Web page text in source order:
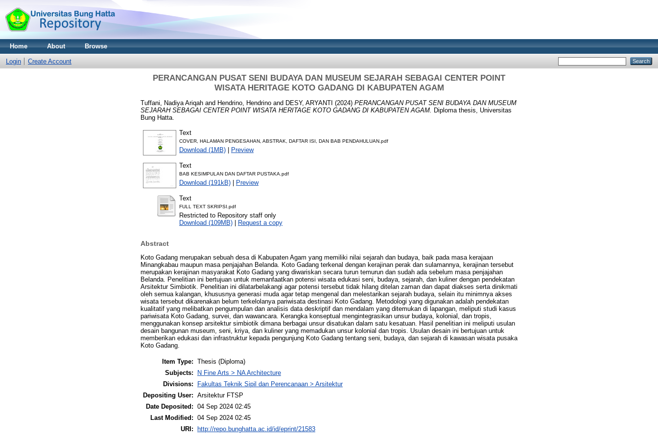
Home About Browse
Login Create Account
PERANCANGAN PUSAT SENI BUDAYA DAN MUSEUM SEJARAH SEBAGAI CENTER POINT
WISATA HERITAGE KOTO GADANG DI KABUPATEN AGAM
Tuffani, Nadiya Ariqah and Hendrino, Hendrino and DESY, ARYANTI (2024) PERANCANGAN PUSAT SENI BUDAYA DAN MUSEUM
SEJARAH SEBAGAI CENTER POINT WISATA HERITAGE KOTO GADANG DI KABUPATEN AGAM.
Diploma thesis, Universitas
Bung Hatta.
Text
COVER, HALAMAN PENGESAHAN, ABSTRAK, DAFTAR ISI, DAN BAB PENDAHULUAN.pdf
Download (1MB) | Preview
Text
BAB KESIMPULAN DAN DAFTAR PUSTAKA.pdf
Download (191kB) | Preview
Text
FULL TEXT SKRIPSI.pdf
Restricted to Repository staff only
Download (109MB) | Request a copy
Abstract
Koto Gadang merupakan sebuah desa di Kabupaten Agam yang memiliki nilai sejarah dan budaya, baik pada masa kerajaan
Minangkabau maupun masa penjajahan Belanda. Koto Gadang terkenal dengan kerajinan perak dan sulamannya, kerajinan tersebut
merupakan kerajinan masyarakat Koto Gadang yang diwariskan secara turun temurun dan sudah ada sebelum masa penjajahan
Belanda. Penelitian ini bertujuan untuk memanfaatkan potensi wisata edukasi seni, budaya, sejarah, dan kuliner dengan pendekatan
Arsitektur Simbiotik. Penelitian ini dilatarbelakangi agar potensi tersebut tidak hilang ditelan zaman dan dapat diakses serta dinikmati
oleh semua kalangan, khususnya generasi muda agar tetap mengenal dan melestarikan sejarah budaya, selain itu minimnya akses
wisata tersebut dikarenakan belum terkelolanya pariwisata destinasi Koto Gadang. Metodologi yang digunakan adalah pendekatan
kualitatif yang melibatkan pengumpulan dan analisis data deskriptif dan mendalam yang ditemukan di lapangan, meliputi studi kasus
pariwisata Koto Gadang, survei, dan wawancara. Kerangka konseptual mengintegrasikan unsur budaya, kolonial, dan tropis,
menggunakan konsep arsitektur simbiotik dimana berbagai unsur disatukan dalam satu kesatuan. Hasil penelitian ini meliputi usulan
desain bangunan museum, seni, kriya, dan kuliner yang memadukan unsur kolonial dan tropis. Usulan desain ini bertujuan untuk
memberikan edukasi dan infrastruktur kepada pengunjung Koto Gadang tentang seni, budaya, dan sejarah di kawasan wisata pusaka
Koto Gadang.
Item Type: Thesis (Diploma)
Subjects:
N Fine Arts > NA Architecture
Divisions:
Fakultas Teknik Sipil dan Perencanaan > Arsitektur
Depositing User: Arsitektur FTSP
Date Deposited: 04 Sep 2024 02:45
Last Modified: 04 Sep 2024 02:45
URI:
http://repo.bunghatta.ac.id/id/eprint/21583